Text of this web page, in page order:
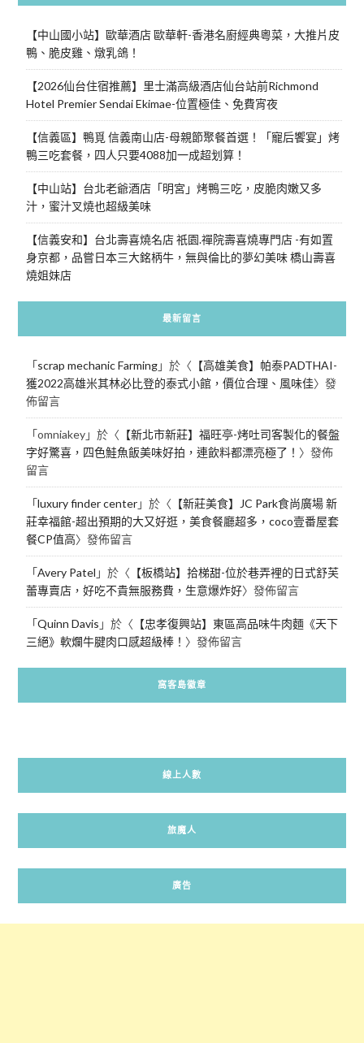
【中山國小站】歐華酒店 歐華軒-香港名廚經典粵菜，大推片皮
鴨、脆皮雞、燉乳鴿！
【2026仙台住宿推薦】里士滿高級酒店仙台站前Richmond
Hotel Premier Sendai Ekimae-位置極佳、免費宵夜
【信義區】鴨覓 信義南山店-母親節聚餐首選！「寵后饗宴」烤
鴨三吃套餐，四人只要4088加一成超划算！
【中山站】台北老爺酒店「明宮」烤鴨三吃，皮脆肉嫩又多
汁，蜜汁叉燒也超級美味
【信義安和】台北壽喜燒名店 祇園.禪院壽喜燒專門店 -有如置
身京都，品嘗日本三大銘柄牛，無與倫比的夢幻美味 橋山壽喜
燒姐妹店
最新留言
「scrap mechanic Farming」於〈 【高雄美食】帕泰PADTHAI-
獲2022高雄米其林必比登的泰式小館，價位合理、風味佳〉發
佈留言
「omniakey」於〈 【新北市新莊】福旺亭-烤吐司客製化的餐盤
字好驚喜，四色鮭魚飯美味好拍，連飲料都漂亮極了！ 〉發佈
留言
「luxury finder center」於〈 【新莊美食】JC Park食尚廣場 新
莊幸福館-超出預期的大又好逛，美食餐廳超多，coco壹番屋套
餐CP值高〉發佈留言
「Avery Patel 」於〈 【板橋站】拾梯甜-位於巷弄裡的日式舒芙
蕾專賣店，好吃不貴無服務費，生意爆炸好〉發佈留言
「Quinn Davis 」於〈 【忠孝復興站】東區高品味牛肉麵《天下
三絕》軟爛牛腱肉口感超級棒！ 〉發佈留言
窩客島徽章
線上人數
旅魔人
廣告